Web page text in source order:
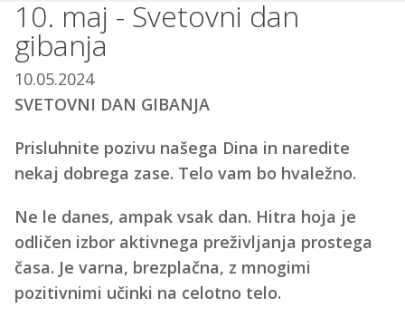
10. maj - Svetovni dan
gibanja
10.05.2024
SVETOVNI DAN GIBANJA
Prisluhnite pozivu našega Dina in naredite
nekaj dobrega zase. Telo vam bo hvaležno.
Ne le danes, ampak vsak dan. Hitra hoja je
odličen izbor aktivnega preživljanja prostega
časa. Je varna, brezplačna, z mnogimi
pozitivnimi učinki na celotno telo.